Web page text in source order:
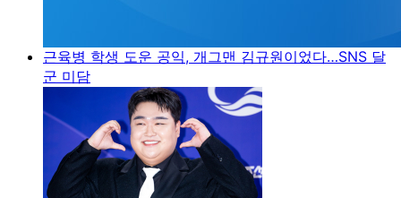
근육병 학생 도운 공익, 개그맨 김규원이었다…SNS 달
군 미담